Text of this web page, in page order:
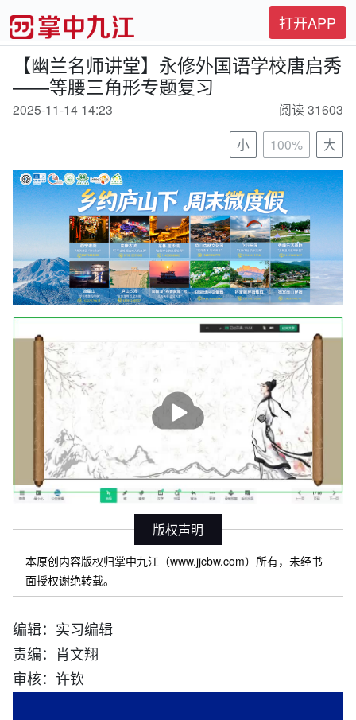
打开APP
【幽兰名师讲堂】永修外国语学校唐启秀
——等腰三角形专题复习
2025-11-14 14:23
阅读 31603
小
100% 大
放
版权声明
本原创内容版权归掌中九江（www.jjcbw.com）所有，未经书
面授权谢绝转载。
编辑：实习编辑
责编：肖文翔
审核：许钦